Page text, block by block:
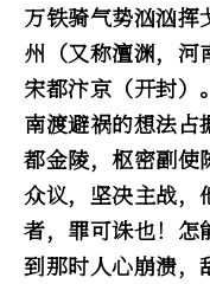
万铁骑气势汹汹挥
州（又称澶渊，河
宋都汴京（开封）
南渡避祸的想法占
都金陵，枢密副使
众议，坚决主战
者，罪可诛也！怎
到那时人心崩溃，